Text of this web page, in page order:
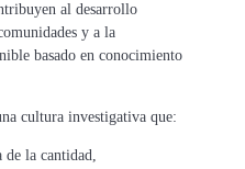
al desarrollo
y a la
basado en conocimiento
cultura investigativa que:
la cantidad,